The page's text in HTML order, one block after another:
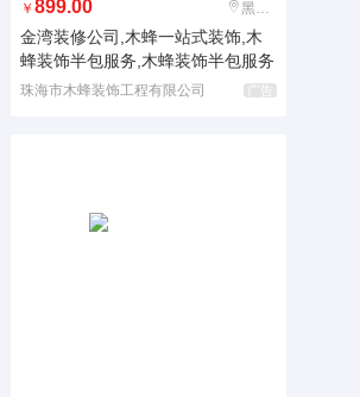
￥ 899.00 黑龙江
金湾装修公司,木蜂一站式装饰,木
蜂装饰半包服务,木蜂装饰半包服务
珠海市木蜂装饰工程有限公司 广告